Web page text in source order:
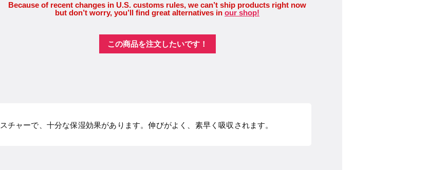
Because of recent changes in U.S. customs rules, we can’t ship products right now
but don’t worry, you’ll find great alternatives in our shop!
この商品を注文したいです！
チャーで、十分な保湿効果があります。伸びがよく、素早く吸収されます。